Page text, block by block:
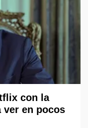
con la
ver en pocos